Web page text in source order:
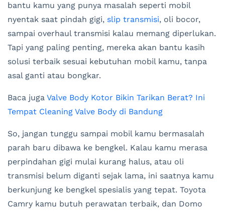
bantu kamu yang punya masalah seperti mobil
nyentak saat pindah gigi, slip transmisi, oli bocor,
sampai overhaul transmisi kalau memang diperlukan.
Tapi yang paling penting, mereka akan bantu kasih
solusi terbaik sesuai kebutuhan mobil kamu, tanpa
asal ganti atau bongkar.
Baca juga Valve Body Kotor Bikin Tarikan Berat? Ini
Tempat Cleaning Valve Body di Bandung
So, jangan tunggu sampai mobil kamu bermasalah
parah baru dibawa ke bengkel. Kalau kamu merasa
perpindahan gigi mulai kurang halus, atau oli
transmisi belum diganti sejak lama, ini saatnya kamu
berkunjung ke bengkel spesialis yang tepat. Toyota
Camry kamu butuh perawatan terbaik, dan Domo